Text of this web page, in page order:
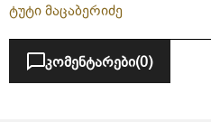
ტუტი მაცაბერიძე
კომენტარები(0)